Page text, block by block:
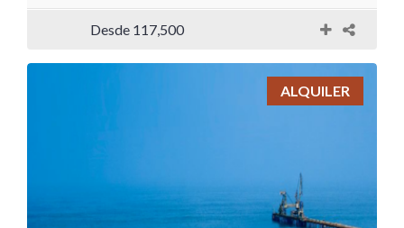
Desde 117,500
ALQUILER